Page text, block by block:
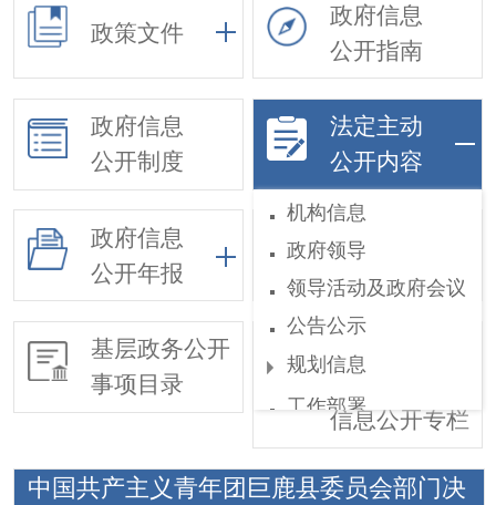
政策文件
政府信息
公开指南
政府信息
公开制度
法定主动
公开内容
机构信息
政府领导
领导活动及政府会议
公告公示
规划信息
工作部署
权责和公共服务清单
行政执法公示
政府信息
公开年报
依申请公开
基层政务公开
事项目录
惠民惠农财政
信息公开专栏
中国共产主义青年团巨鹿县委员会部门决